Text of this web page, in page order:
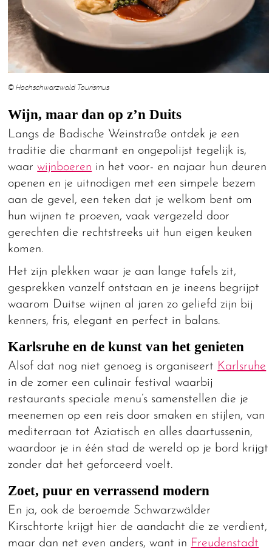
© Hochschwarzwald Tourismus
Wijn, maar dan op z’n Duits
Langs de Badische Weinstraße ontdek je een
traditie die charmant en ongepolijst tegelijk is,
waarwijnboeren in het voor- en najaar hun deuren
openen en je uitnodigen met een simpele bezem
aan de gevel, een teken dat je welkom bent om
hun wijnen te proeven, vaak vergezeld door
gerechten die rechtstreeks uit hun eigen keuken
komen.
Het zijn plekken waar je aan lange tafels zit,
gesprekken vanzelf ontstaan en je ineens begrijpt
waarom Duitse wijnen al jaren zo geliefd zijn bij
kenners, fris, elegant en perfect in balans.
Karlsruhe en de kunst van het genieten
Alsof dat nog niet genoeg is organiseert Karlsruhe
in de zomer een culinair festival waarbij
restaurants speciale menu’s samenstellen die je
meenemen op een reis door smaken en stijlen, van
mediterraan tot Aziatisch en alles daartussenin,
waardoor je in één stad de wereld op je bord krijgt
zonder dat het geforceerd voelt.
Zoet, puur en verrassend modern
En ja, ook de beroemde Schwarzwälder
Kirschtorte krijgt hier de aandacht die ze verdient,
maar dan net even anders, want in Freudenstadt